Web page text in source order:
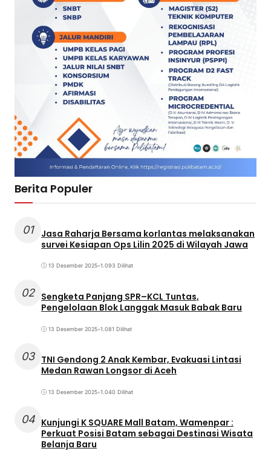
Berita Populer
01
Jasa Raharja Bersama korlantas melaksanakan
survei Kesiapan Ops Lilin 2025 di Wilayah Jawa
13 Desember 2025•1.093 Dilihat
02 Sengketa Panjang SPR–KCL Tuntas,
Pengelolaan Blok Langgak Masuk Babak Baru
13 Desember 2025•1.081 Dilihat
03 TNI Gendong 2 Anak Kembar, Evakuasi Lintasi
Medan Rawan Longsor di Aceh
13 Desember 2025•1.040 Dilihat
04 Kunjungi K SQUARE Mall Batam, Wamenpar :
Perkuat Posisi Batam sebagai Destinasi Wisata
Belanja Baru